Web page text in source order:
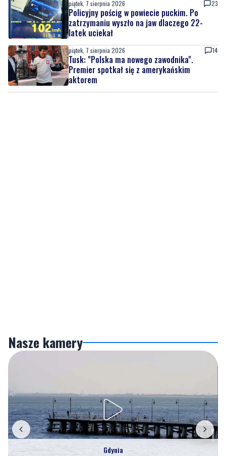
piątek, 7 sierpnia 2026 23
Policyjny pościg w powiecie puckim. Po
zatrzymaniu wyszło na jaw dlaczego 22-
latek uciekał
piątek, 7 sierpnia 2026 14
Tusk: "Polska ma nowego zawodnika".
Premier spotkał się z amerykańskim
aktorem
Nasze kamery
Gdynia